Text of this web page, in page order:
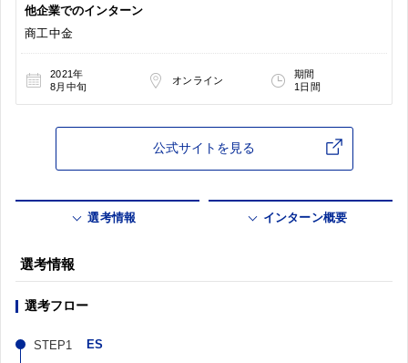
他企業でのインターン
商工中金
2021年
8月中旬
オンライン
期間
1日間
公式サイトを見る
選考情報 インターン概要
選考情報
選考フロー
ES